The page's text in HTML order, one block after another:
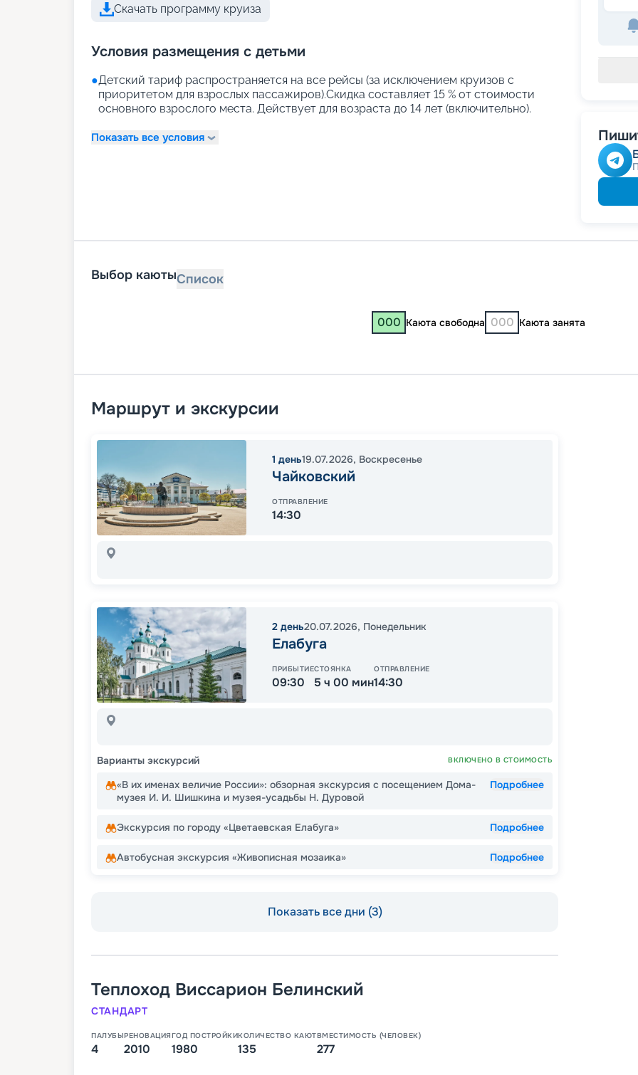
Скачать программу круиза
Условия размещения с детьми
●Детский тариф распространяется на все рейсы (за исключением круизов с
приоритетом для взрослых пассажиров).Скидка составляет 15 % от стоимости
основного взрослого места. Действует для возраста до 14 лет (включительно).
Показать все условия
Выбор каютыСписок
000 Каюта свободна 000 Каюта занята
Маршрут и экскурсии
1 день19.07.2026, Воскресенье
Чайковский
ОТПРАВЛЕНИЕ
14:30
2 день20.07.2026, Понедельник
Елабуга
ПРИБЫТИЕ
09:30
СТОЯНКА
5 ч 00 мин
ОТПРАВЛЕНИЕ
14:30
Варианты экскурсий ВКЛЮЧЕНО В СТОИМОСТЬ
«В их именах величие России»: обзорная экскурсия с посещением Дома-
музея И. И. Шишкина и музея-усадьбы Н. Дуровой
Подробнее
Экскурсия по городу «Цветаевская Елабуга» Подробнее
Автобусная экскурсия «Живописная мозаика» Подробнее
Показать все дни (3)
Теплоход Виссарион Белинский
СТАНДАРТ
ПАЛУБЫ
4
РЕНОВАЦИЯ
2010
ГОД ПОСТРОЙКИ
1980
КОЛИЧЕСТВО КАЮТ
135
ВМЕСТИМОСТЬ (ЧЕЛОВЕК)
277